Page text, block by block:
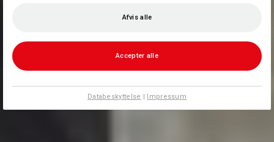
Afvis alle
Accepter alle
Databeskyttelse | Impressum